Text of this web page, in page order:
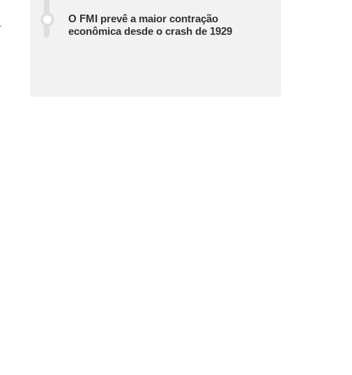
O FMI prevê a maior contração
econômica desde o crash de 1929